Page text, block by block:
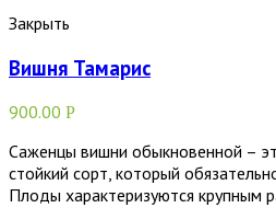
Закрыть
Вишня Тамарис
900.00 Р
Саженцы вишни обыкновенной –
стойкий сорт, который
Плоды характеризуются крупным